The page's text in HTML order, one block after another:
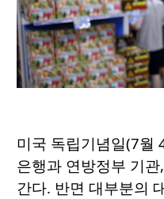
미국 독립기념일(7월
은행과 연방정부 기
간다. 반면 대부분의